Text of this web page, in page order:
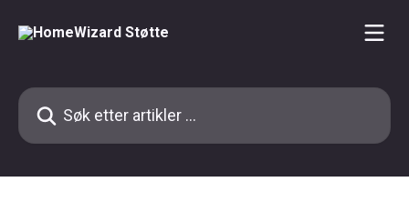
Søk etter artikler ...